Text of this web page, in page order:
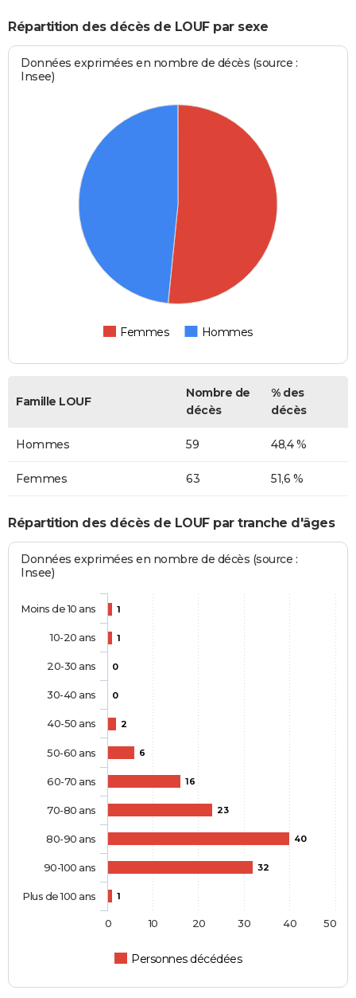
Répartition des décès de LOUF par sexe
Données exprimées en nombre de décès (source :
Insee)
Femmes Hommes
Famille LOUF
Nombre de
décès
% des
décès
Hommes 59 48,4 %
Femmes 63 51,6 %
Répartition des décès de LOUF par tranche d'âges
Données exprimées en nombre de décès (source :
Insee)
1
1
0
0
2
6
16
23
40
32
1
Personnes décédées
Moins de 10 ans
10-20 ans
20-30 ans
30-40 ans
40-50 ans
50-60 ans
60-70 ans
70-80 ans
80-90 ans
90-100 ans
Plus de 100 ans
0 10 20 30 40 50